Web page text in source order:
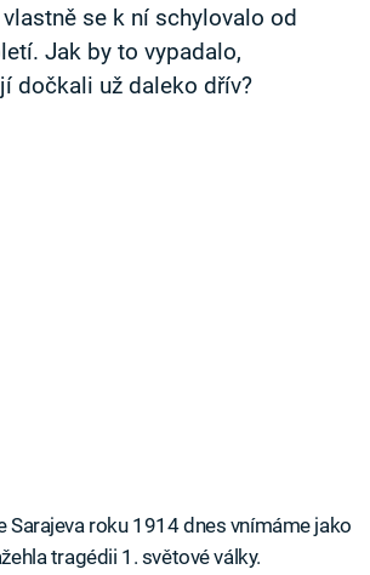
se k ní schylovalo od
Jak by to vypadalo,
dočkali už daleko dřív?
Sarajeva roku 1914 dnes vnímáme jako
tragédii 1. světové války.